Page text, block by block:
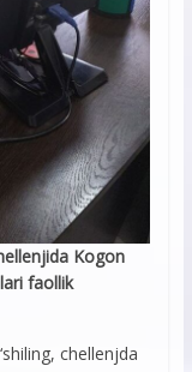
Kogon
faollik
chellenjda